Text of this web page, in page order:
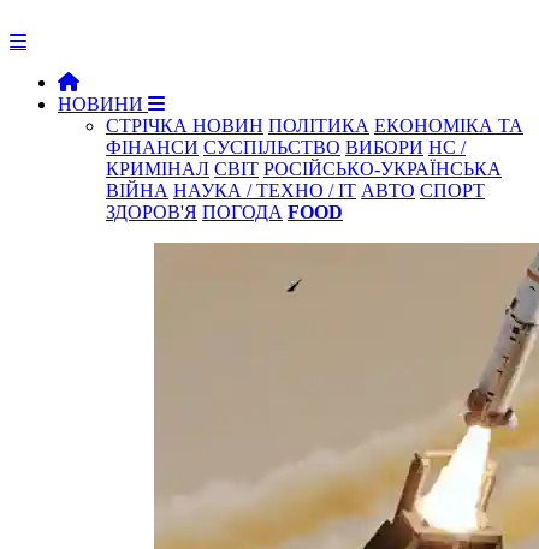
НОВИНИ
СТРІЧКА НОВИН ПОЛІТИКА ЕКОНОМІКА ТА
ФІНАНСИ СУСПІЛЬСТВО ВИБОРИ НС /
КРИМІНАЛ СВІТ РОСІЙСЬКО-УКРАЇНСЬКА
ВІЙНА НАУКА / ТЕХНО / IT АВТО СПОРТ
ЗДОРОВ'Я ПОГОДА FOOD